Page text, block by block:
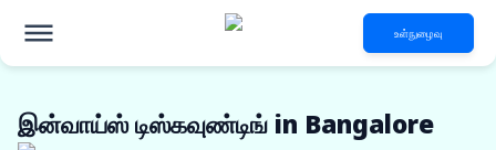
உள்நுழைவு
இன்வாய்ஸ் டிஸ்கவுண்டிங் in Bangalore